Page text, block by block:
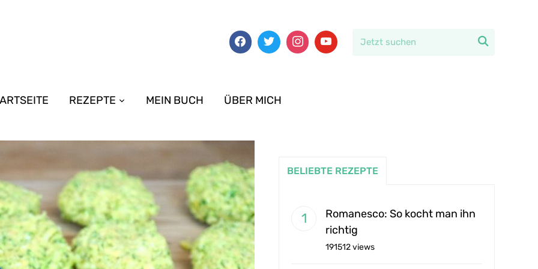

REZEPTE MEIN BUCH ÜBER MICH
BELIEBTE REZEPTE
Romanesco: So kocht man ihn
richtig
191512 views